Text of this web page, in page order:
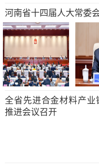
河南省十四届人大常委
全省先进合金材料产业
推进会议召开